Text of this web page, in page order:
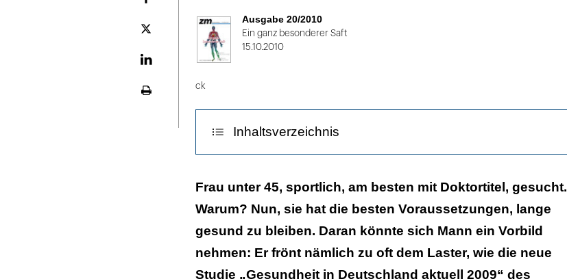
Plattform
Ausgabe 20/2010
Ein ganz besonderer Saft
15.10.2010
ck
Inhaltsverzeichnis
Reine Männerwirtschaft
Regionale Muster
Frau unter 45, sportlich, am besten mit Doktortitel, gesucht.
Warum? Nun, sie hat die besten Voraussetzungen, lange
gesund zu bleiben. Daran könnte sich Mann ein Vorbild
nehmen: Er frönt nämlich zu oft dem Laster, wie die neue
Studie „Gesundheit in Deutschland aktuell 2009“ des